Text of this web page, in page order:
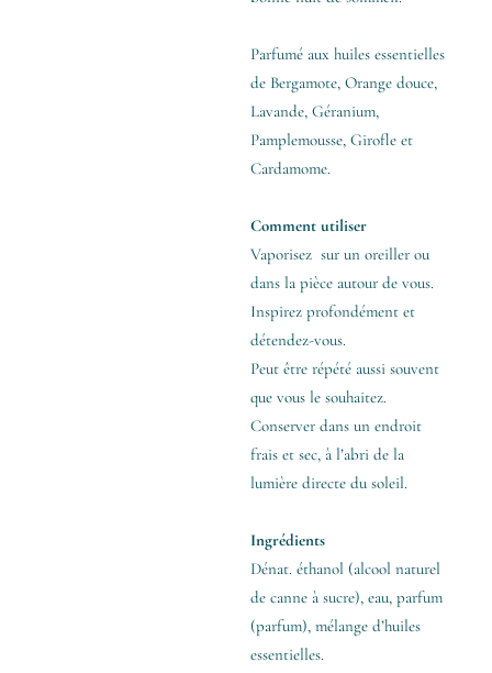
Parfumé aux huiles essentielles
de Bergamote, Orange douce,
Lavande, Géranium,
Pamplemousse, Girofle et
Cardamome.
Comment utiliser
Vaporisez sur un oreiller ou
dans la pièce autour de vous.
Inspirez profondément et
détendez-vous.
Peut être répété aussi souvent
que vous le souhaitez.
Conserver dans un endroit
frais et sec, à l’abri de la
lumière directe du soleil.
Ingrédients
Dénat. éthanol (alcool naturel
de canne à sucre), eau, parfum
(parfum), mélange d’huiles
essentielles.